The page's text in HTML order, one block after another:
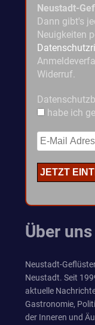
Neustadt-
Dann gibt's
Neuigkeiten
Widerruf.
habe ich
Über uns
Neustadt-
Neustadt. Seit
aktuelle
Gastronomie,
der Inneren und